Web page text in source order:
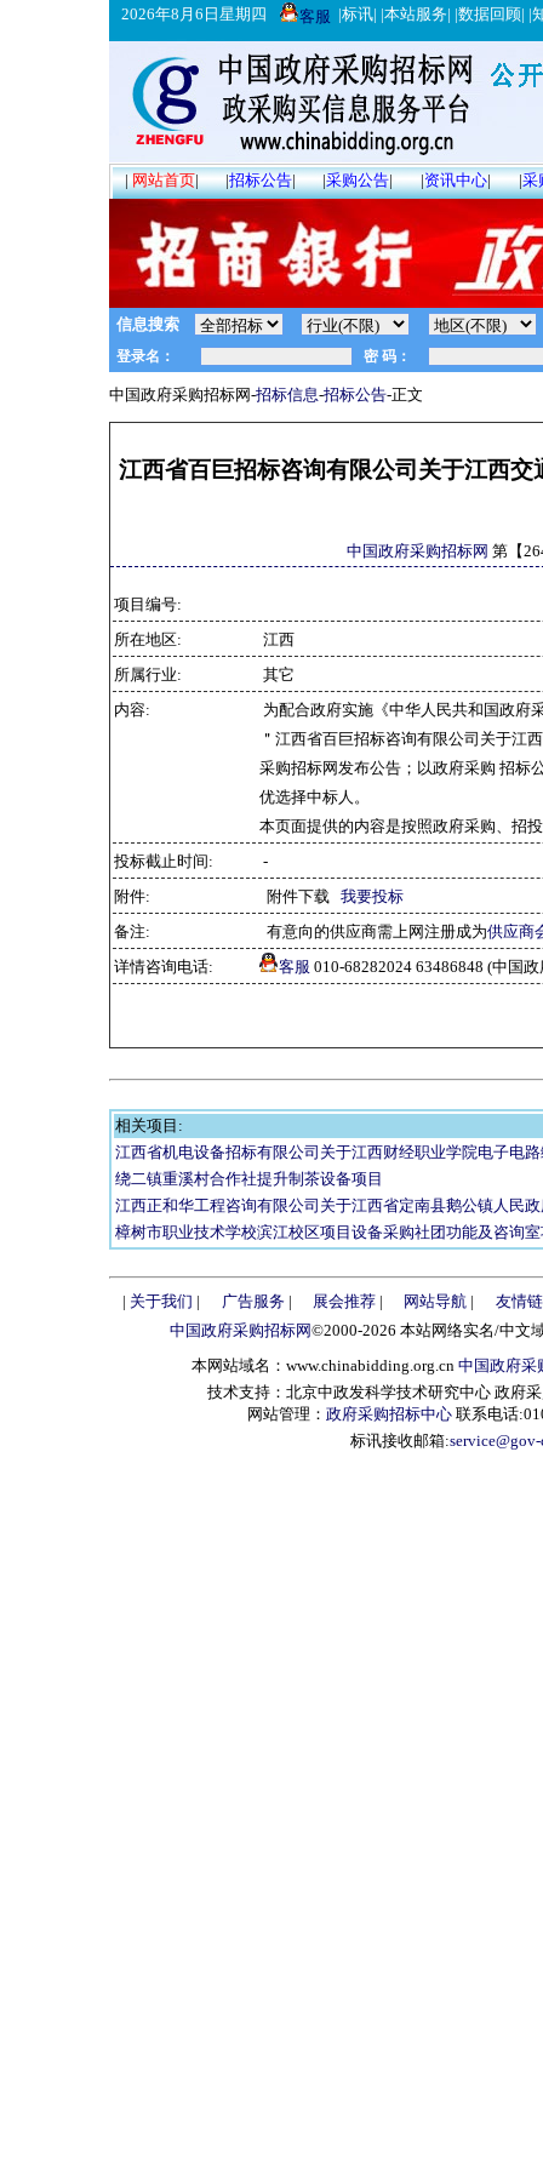
2026年8月6日星期四 客服 |标讯| |本站服务| |数据回顾| |
|网站首页| |招标公告| |采购公告| |资讯中心| |采
信息搜索
中国政府采购招标网-招标信息-招标公告-正文
江西省百巨招标咨询有限公司关于江西
中国政府采购招标网 第【
项目编号:
所在地区:
江西
所属行业:
其它
内容:
为配合政府实施《中华人民共和国政府
＂江西省百巨招标咨询有限公司关于江
采购招标网发布公告；以政府采购 招标
优选择中标人。
本页面提供的内容是按照政府采购、招
投标截止时间:
-
附件:
附件下载 我要投标
备注:
有意向的供应商需上网注册成为供应商
详情咨询电话:
客服 010-68282024 63486848 (中国
相关项目:
江西省机电设备招标有限公司关于江西财经职业学院电子电
绕二镇重溪村合作社提升制茶设备项目
江西正和华工程咨询有限公司关于江西省定南县鹅公镇人民
樟树市职业技术学校滨江校区项目设备采购社团功能及咨询
| 关于我们 | 广告服务| 展会推荐| 网站导航 |
友情
中国政府采购招标网©2000-2026 本站网络实名/中文
本网站域名：www.chinabidding.org.cn 中国政府采
技术支持：北京中政发科学技术研究中心 政府
网站管理： 政府采购招标中心 联系电话
标讯接收邮箱: